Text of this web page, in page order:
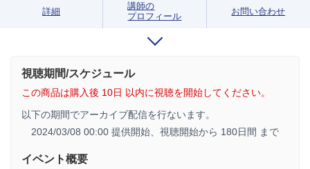
詳細
講師の
プロフィール
お問い合わせ
視聴期間/スケジュール
この商品は購入後 10日 以内に視聴を開始してください。
以下の期間でアーカイブ配信を行ないます。
2024/03/08 00:00 提供開始、 視聴開始から 180日間 まで
イベント概要